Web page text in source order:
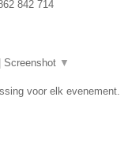
842 714
Screenshot ▼
voor elk evenement.